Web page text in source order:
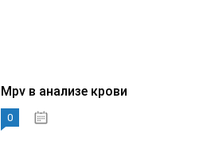
Mpv в анализе крови
0